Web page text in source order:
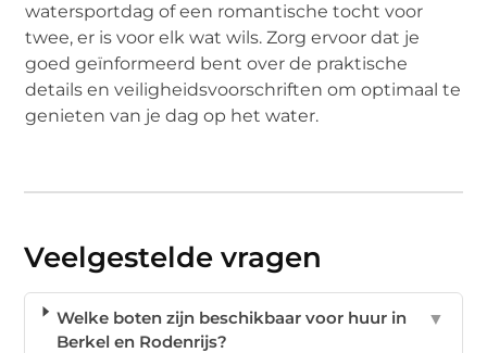
watersportdag of een romantische tocht voor
twee, er is voor elk wat wils. Zorg ervoor dat je
goed geïnformeerd bent over de praktische
details en veiligheidsvoorschriften om optimaal te
genieten van je dag op het water.
Veelgestelde vragen
Welke boten zijn beschikbaar voor huur in
Berkel en Rodenrijs?
▼